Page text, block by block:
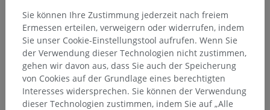
Anatomie des Menschen 2
Menschlicher Körper> Integrierende Systeme>
Herz-Kreislauf-System> Systemische Arterien>
Halsschlagader > Äußere Halsschlagader>
Oberflächliche Schläfenarterie>
Vordere Ohrmuscheläste der oberflächlichen
Sie können Ihre Zustimmung jederzeit nach freiem
Ermessen erteilen, verweigern oder widerrufen, indem
Sie unser Cookie-Einstellungstool aufrufen. Wenn Sie
der Verwendung dieser Technologien nicht zustimmen,
gehen wir davon aus, dass Sie auch der Speicherung
von Cookies auf der Grundlage eines berechtigten
Interesses widersprechen. Sie können der Verwendung
dieser Technologien zustimmen, indem Sie auf „Alle